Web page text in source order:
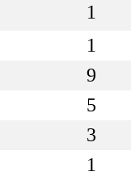
1
1
9
5
3
1